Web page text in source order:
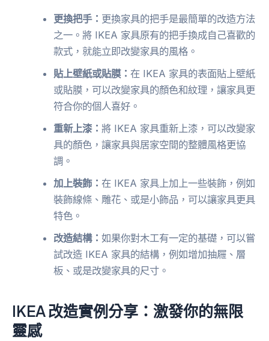
更換把手： 更換家具的把手是最簡單的改造方法
之一。將 IKEA 家具原有的把手換成自己喜歡的
款式，就能立即改變家具的風格。
貼上壁紙或貼膜：在 IKEA 家具的表面貼上壁紙
或貼膜，可以改變家具的顏色和紋理，讓家具更
符合你的個人喜好。
重新上漆：將 IKEA 家具重新上漆，可以改變家
具的顏色，讓家具與居家空間的整體風格更協
調。
加上裝飾：在 IKEA 家具上加上一些裝飾，例如
裝飾線條、雕花、或是小飾品，可以讓家具更具
特色。
改造結構：如果你對木工有一定的基礎，可以嘗
試改造 IKEA 家具的結構，例如增加抽屜、層
板、或是改變家具的尺寸。
IKEA 改造實例分享：激發你的無限
靈感